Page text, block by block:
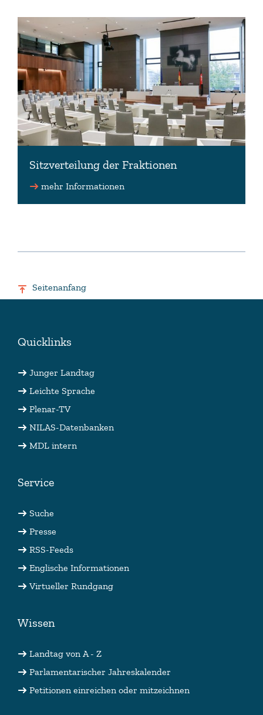
Sitzverteilung der Fraktionen
mehr Informationen
Seitenanfang
Quicklinks
Junger Landtag
Leichte Sprache
Plenar-TV
NILAS-Datenbanken
MDL intern
Service
Suche
Presse
RSS-Feeds
Englische Informationen
Virtueller Rundgang
Wissen
Landtag von A - Z
Parlamentarischer Jahreskalender
Petitionen einreichen oder mitzeichnen